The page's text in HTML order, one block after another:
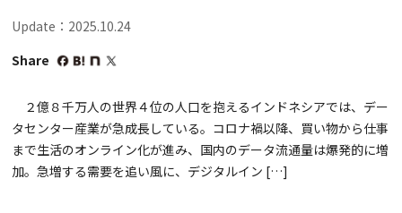
Update：2025.10.24
Share
２億８千万人の世界４位の人口を抱えるインドネシアでは、デー
タセンター産業が急成長している。コロナ禍以降、買い物から仕事
まで生活のオンライン化が進み、国内のデータ流通量は爆発的に増
加。急増する需要を追い風に、デジタルイン […]